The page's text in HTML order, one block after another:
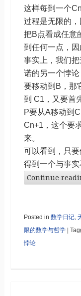
这样每到一个
过程是无限的
把B点看成任意
到任何一点，因
事实上，我们
诺的另一个悖
要移动到B，那
到 C1，又要首
P要从A移动到
Cn+1，这个要
来。
可以看到，只
得到一个与事实
Continue
Posted in 数学日记,
限的数学与哲学
悖论